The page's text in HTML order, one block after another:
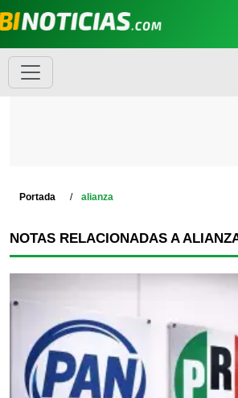
Portada alianza
NOTAS RELACIONADAS A